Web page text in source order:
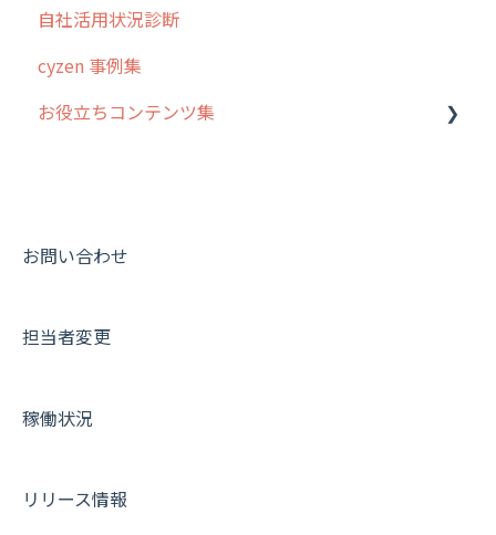
ステータス・主観
報告書・行動種別
勤怠管理
帳票出力
商品
予定
日報
履歴
パフォーマンス
お知らせ
スポット
ステータス・主観
報告書・行動種別
活動通知
商品
交通費自動計算
安全走行支援
写真管理・高画質化
その他オプション
契約・その他
グループ・ユーザーについて
GPS・位置情報 について
ルート自動記録 について
報告書について
メンバー画面について
自社活用状況診断
cyzen 事例集
お役立ちコンテンツ集
動画集：共通
お問い合わせ
担当者変更
稼働状況
リリース情報